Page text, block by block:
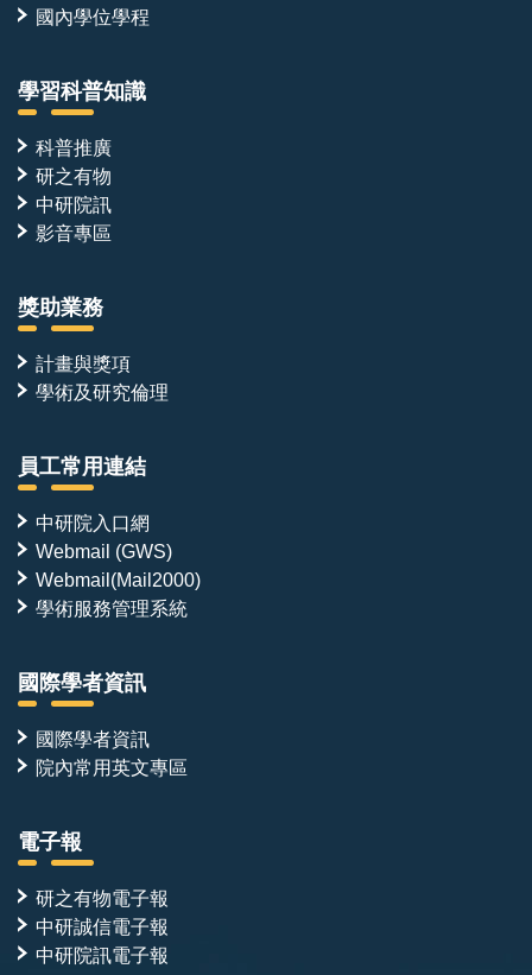
國內學位學程
學習科普知識
科普推廣
研之有物
中研院訊
影音專區
獎助業務
計畫與獎項
學術及研究倫理
員工常用連結
中研院入口網
Webmail (GWS)
Webmail(Mail2000)
學術服務管理系統
國際學者資訊
國際學者資訊
院內常用英文專區
電子報
研之有物電子報
中研誠信電子報
中研院訊電子報